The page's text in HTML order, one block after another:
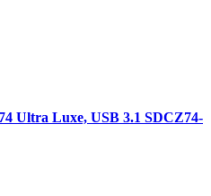
Ultra Luxe, USB 3.1 SDCZ74-